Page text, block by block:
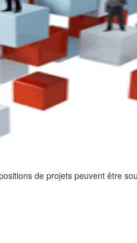
de projets peuvent être